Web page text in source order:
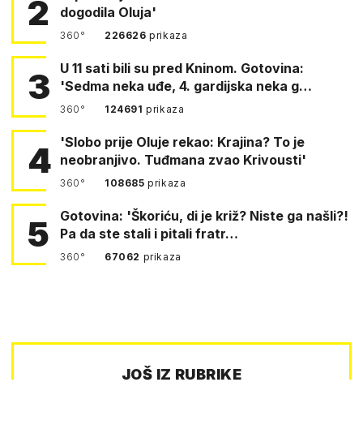
2
dogodila Oluja'
360° 226626prikaza
3
U 11 sati bili su pred Kninom. Gotovina:
'Sedma neka uđe, 4. gardijska neka g…
360° 124691prikaza
4
'Slobo prije Oluje rekao: Krajina? To je
neobranjivo. Tuđmana zvao Krivousti'
360° 108685prikaza
5
Gotovina: 'Škoriću, di je križ? Niste ga našli?!
Pa da ste stali i pitali fratr…
360° 67062 prikaza
JOŠ IZ RUBRIKE